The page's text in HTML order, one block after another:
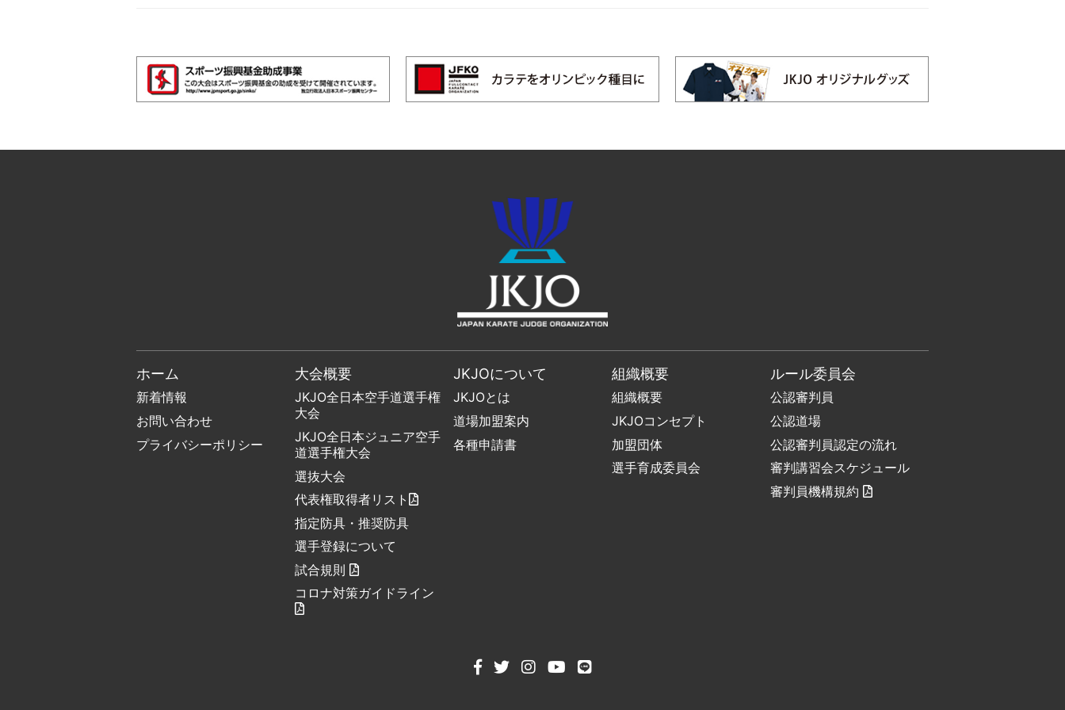
ホーム
新着情報
お問い合わせ
プライバシーポリシー
大会概要
JKJO全日本空手道選手権
大会
JKJO全日本ジュニア空手
道選手権大会
選抜大会
代表権取得者リスト
指定防具・推奨防具
選手登録について
試合規則
コロナ対策ガイドライン
JKJOについて
JKJOとは
道場加盟案内
各種申請書
組織概要
組織概要
JKJOコンセプト
加盟団体
選手育成委員会
ルール委員会
公認審判員
公認道場
公認審判員認定の流れ
審判講習会スケジュール
審判員機構規約